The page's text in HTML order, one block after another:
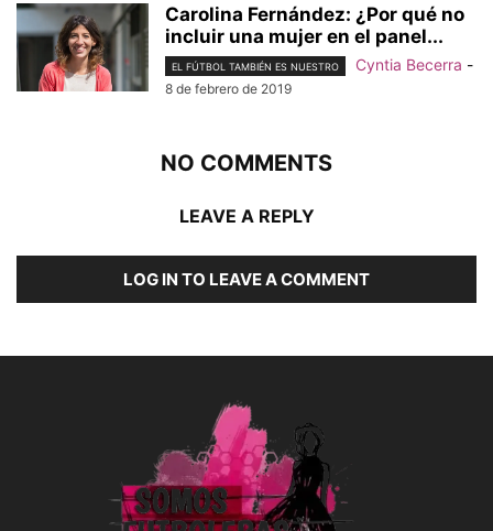
Carolina Fernández: ¿Por qué no
incluir una mujer en el panel...
EL FÚTBOL TAMBIÉN ES NUESTRO Cyntia Becerra -
8 de febrero de 2019
NO COMMENTS
LEAVE A REPLY
LOG IN TO LEAVE A COMMENT